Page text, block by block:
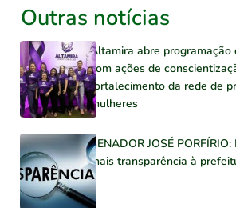
Outras notícias
Altamira abre programação
com ações de
fortalecimento da rede de
mulheres
SENADOR JOSÉ
mais transparência à